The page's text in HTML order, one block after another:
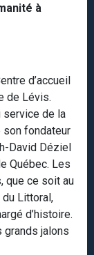
à
d’accueil
de Lévis.
service de la
son fondateur
David Déziel
Québec. Les
que ce soit au
Littoral,
d’histoire.
grands jalons